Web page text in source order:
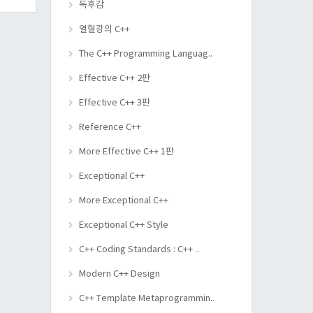
독후감
열혈강의 C++
The C++ Programming Languag..
Effective C++ 2판
Effective C++ 3판
Reference C++
More Effective C++ 1판
Exceptional C++
More Exceptional C++
Exceptional C++ Style
C++ Coding Standards : C++ ..
Modern C++ Design
C++ Template Metaprogrammin..